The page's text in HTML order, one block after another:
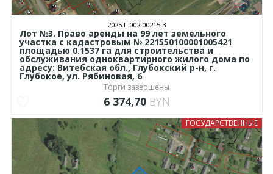
2025.Г.002.00215.3
Лот №3. Право аренды на 99 лет земельного
участка с кадастровым № 221550100001005421
площадью 0.1537 га для строительства и
обслуживания одноквартирного жилого дома по
адресу: Витебская обл., Глубокский р-н, г.
Глубокое, ул. Рябиновая, 6
Торги завершены
6 374,70 BYN
ГОСУДАРСТВЕННЫЕ